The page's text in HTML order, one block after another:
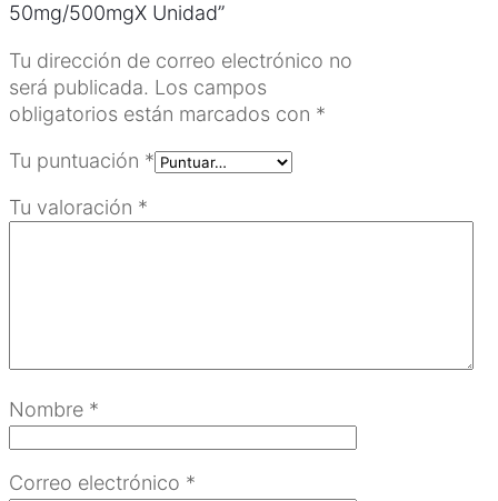
50mg/500mgX Unidad”
Tu dirección de correo electrónico no
será publicada. Los campos
obligatorios están marcados con *
Tu puntuación *
Tu valoración *
Nombre *
Correo electrónico *